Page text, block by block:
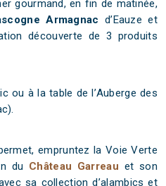
gourmand, en fin de matinée,
Armagnac d’Eauze et
découverte de 3 produits
ou à la table de l’Auberge des
empruntez la Voie Verte
du Château Garreau et son
sa collection d’alambics et